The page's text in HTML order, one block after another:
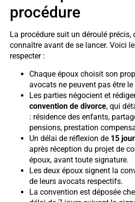
procédure
La procédure suit un déroulé précis,
connaître avant de se lancer. Voici
respecter :
Chaque époux choisit son
avocats ne peuvent pas être le
Les parties négocient et
convention de divorce, qui
: résidence des enfants,
pensions, prestation
Un délai de réflexion de 15
après réception du projet de
époux, avant toute signature.
Les deux époux signent la
de leurs avocats respectifs.
La convention est déposée